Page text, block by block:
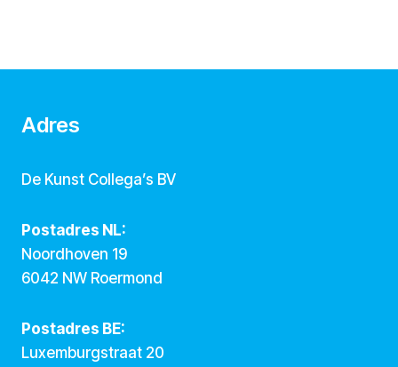
Adres
De Kunst Collega’s BV
Postadres NL:
Noordhoven 19
6042 NW Roermond
Postadres BE:
Luxemburgstraat 20